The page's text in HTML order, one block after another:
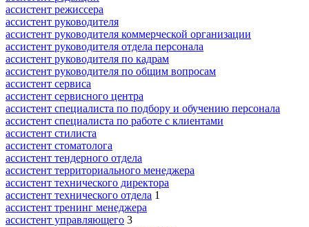
ассистент режиссера
ассистент руководителя
ассистент руководителя коммерческой организации
ассистент руководителя отдела персонала
ассистент руководителя по кадрам
ассистент руководителя по общим вопросам
ассистент сервиса
ассистент сервисного центра
ассистент специалиста по подбору и обучению персонала
ассистент специалиста по работе с клиентами
ассистент стилиста
ассистент стоматолога
ассистент тендерного отдела
ассистент территориального менеджера
ассистент технического директора
ассистент технического отдела 1
ассистент тренинг менеджера
ассистент управляющего 3